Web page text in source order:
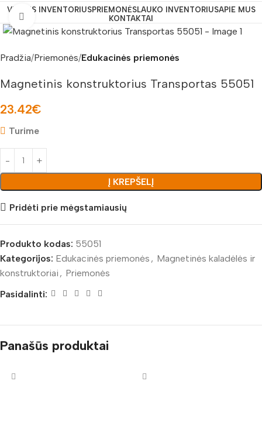
VIDAUS INVENTORIUSPRIEMONĖSLAUKO INVENTORIUSAPIE MUS
KONTAKTAI
Padidinti nuotrauką
Pradžia Priemonės Edukacinės priemonės
Magnetinis konstruktorius Transportas 55051
23.42€
Turime
Į KREPŠELĮ
Pridėti prie mėgstamiausių
Produkto kodas: 55051
Kategorijos: Edukacinės priemonės , Magnetinės kaladėlės ir
konstruktoriai , Priemonės
Pasidalinti:
Panašūs produktai